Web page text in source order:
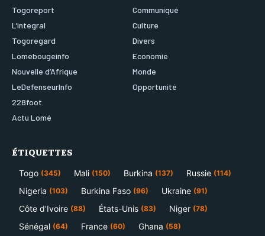
Togoreport
L’integral
Togoregard
Lomebougeinfo
Nouvelle d’Afrique
LeDefenseurInfo
228foot
Actu Lomé
Communiqué
Culture
Divers
Economie
Monde
Opportunité
ÉTIQUETTES
Togo (345) Mali (150) Burkina (137) Russie (114)
Nigeria (103) Burkina Faso (96) Ukraine (91)
Côte d’Ivoire (88) États-Unis (83) Niger (78)
Sénégal (64) France (60) Ghana (58)